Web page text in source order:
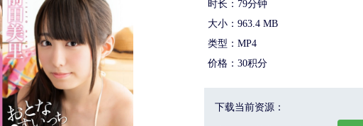
时长：79分钟
大小：963.4 MB
类型：MP4
价格：30积分
下载当前资源：